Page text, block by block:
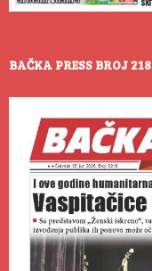
BAČKA PRESS BROJ 218